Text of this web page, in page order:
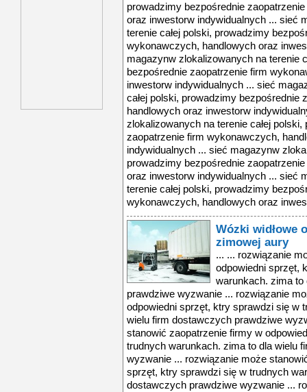
prowadzimy bezpośrednie
oraz inwestorw indywidualnych ... sieć
terenie całej polski, prowadzimy
wykonawczych, handlowych oraz
magazynw zlokalizowanych na terenie
bezpośrednie zaopatrzenie firm
inwestorw indywidualnych ... sieć
całej polski, prowadzimy
handlowych oraz inwestorw
zlokalizowanych na terenie całej
zaopatrzenie firm wykonawczych,
indywidualnych ... sieć magazynw
prowadzimy bezpośrednie
oraz inwestorw indywidualnych ... sieć
terenie całej polski, prowadzimy
wykonawczych, handlowych oraz
Wózki widłowe
zimowej aury
... ... rozwiązanie
odpowiedni sprzęt,
warunkach. zima
prawdziwe wyzwanie ... rozwiązanie
odpowiedni sprzęt, ktry sprawdzi się w
wielu firm dostawczych prawdziwe
stanowić zaopatrzenie firmy w
trudnych warunkach. zima to dla wielu
wyzwanie ... rozwiązanie może
sprzęt, ktry sprawdzi się w trudnych
dostawczych prawdziwe wyzwanie ...